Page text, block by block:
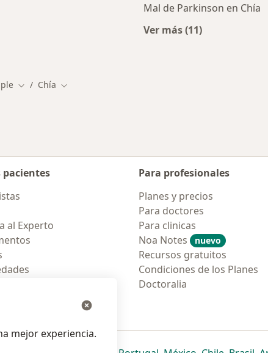
Mal de Parkinson en Chía
Ver más (11)
Cambiar de ciudad
Chía Cambiar de ciudad
pacientes
al Experto
Para profesionales
Planes y precios
Para doctores
Para clinicas
Noa Notes
nuevo
Recursos gratuitos
Condiciones de los Planes
Doctoralia
mejor experiencia.